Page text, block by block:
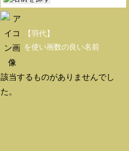
【羽代】
を使い画数の良い名前
該当するものがありませんでし
た。